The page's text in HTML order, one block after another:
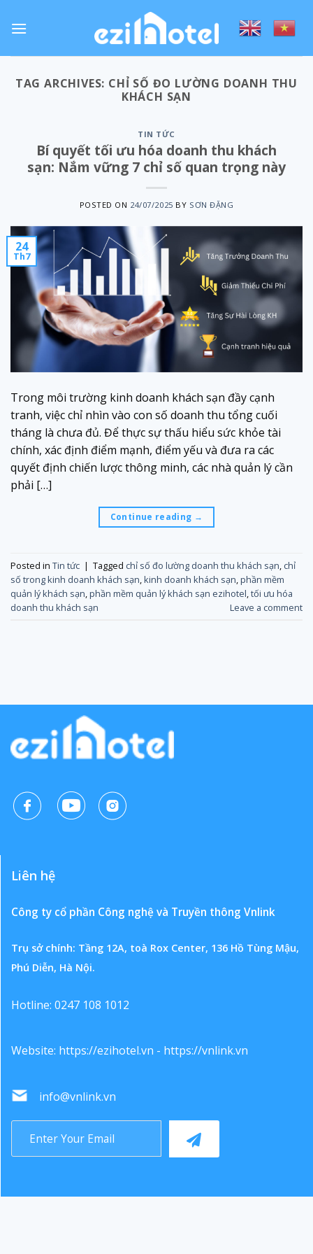
TAG ARCHIVES: CHỈ SỐ ĐO LƯỜNG DOANH THU
KHÁCH SẠN
TIN TỨC
Bí quyết tối ưu hóa doanh thu khách
sạn: Nắm vững 7 chỉ số quan trọng này
POSTED ON 24/07/2025 BY SƠN ĐẶNG
24
Th7
Trong môi trường kinh doanh khách sạn đầy cạnh
tranh, việc chỉ nhìn vào con số doanh thu tổng cuối
tháng là chưa đủ. Để thực sự thấu hiểu sức khỏe tài
chính, xác định điểm mạnh, điểm yếu và đưa ra các
quyết định chiến lược thông minh, các nhà quản lý cần
phải […]
Continue reading →
Posted in Tin tức | Tagged chỉ số đo lường doanh thu khách sạn chỉ
số trong kinh doanh khách sạn kinh doanh khách sạn phần mềm
quản lý khách sạn phần mềm quản lý khách sạn ezihotel tối ưu hóa
doanh thu khách sạn
Leave a comment
Liên hệ
Công ty cổ phần Công nghệ và Truyền thông Vnlink
Trụ sở chính: Tầng 12A, toà Rox Center, 136 Hồ Tùng Mậu,
Phú Diễn, Hà Nội.
Hotline: 0247 108 1012
Website: https://ezihotel.vn - https://vnlink.vn
info@vnlink.vn